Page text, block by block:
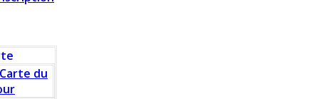
Carte du